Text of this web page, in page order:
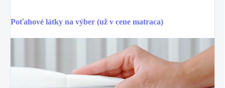
Poťahové látky na výber (už v cene matraca)